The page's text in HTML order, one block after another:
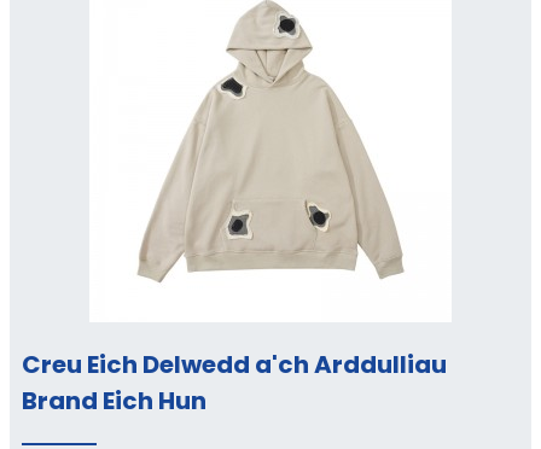
Creu Eich Delwedd a'ch Arddulliau
Brand Eich Hun